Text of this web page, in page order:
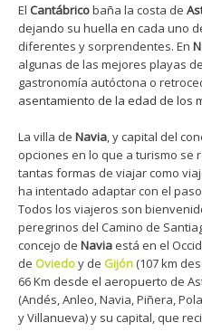
El Cantábricobaña la costa de
dejando su huella en cada uno
diferentes y sorprendentes. En
algunas de las mejores playas
gastronomía autóctona o
asentamiento de la edad de los
La villa de Navia, y capital del
opciones en lo que a turismo se
tantas formas de viajar como
ha intentado adaptar con el
Todos los viajeros son
peregrinos del Camino de
concejo de Navia está en el
de Oviedoy de Gijón (107 km
66 Km desde el aeropuerto de
(Andés, Anleo, Navia, Piñera,
y Villanueva) y su capital, que